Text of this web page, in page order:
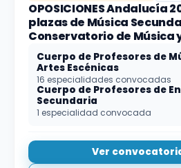
OPOSICIONES Andalucía
plazas de Música
Conservatorio de Música
Cuerpo de Profesores de
Artes Escénicas
16 especialidades convocadas
Cuerpo de Profesores de
Secundaria
1 especialidad convocada
Ver